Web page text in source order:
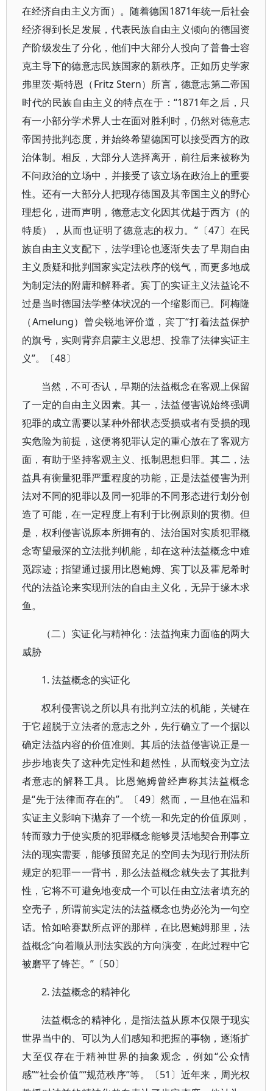
在经济自由主义方面）。随着德国1871年统一后社会
经济得到长足发展，代表民族自由主义倾向的德国资
产阶级发生了分化，他们中大部分人投向了普鲁士容
克主导下的德意志民族国家的新秩序。正如历史学家
弗里茨·斯特恩（Fritz Stern）所言，德意志第二帝国
时代的民族自由主义的特点在于：“1871年之后，只
有一小部分学术界人士在面对胜利时，仍然对德意志
帝国持批判态度，并始终希望德国可以接受西方的政
治体制。相反，大部分人选择离开，前往后来被称为
不问政治的立场中，并接受了该立场在政治上的重要
性。还有一大部分人把现存德国及其帝国主义的野心
理想化，进而声明，德意志文化因其优越于西方（的
特质），从而也证明了德意志的权力。”〔47〕在民
族自由主义支配下，法学理论也逐渐失去了早期自由
主义质疑和批判国家实定法秩序的锐气，而更多地成
为制定法的附庸和解释者。宾丁的实证主义法益论不
过是当时德国法学整体状况的一个缩影而已。阿梅隆
（Amelung）曾尖锐地评价道，宾丁“打着法益保护
的旗号，实则背弃启蒙主义思想、投靠了法律实证主
义”。〔48〕
当然，不可否认，早期的法益概念在客观上保留
了一定的自由主义因素。其一，法益侵害说始终强调
犯罪的成立需要以某种外部状态受损或者有受损的现
实危险为前提，这便将犯罪认定的重心放在了客观方
面，有助于坚持客观主义、抵制思想归罪。其二，法
益具有衡量犯罪严重程度的功能，正是法益侵害为刑
法对不同的犯罪以及同一犯罪的不同形态进行划分创
造了可能，在一定程度上有利于比例原则的贯彻。但
是，权利侵害说原本所拥有的、法治国对实质犯罪概
念寄望最深的立法批判机能，却在这种法益概念中难
觅踪迹；指望通过援用比恩鲍姆、宾丁以及霍尼希时
代的法益论来实现刑法的自由主义化，无异于缘木求
鱼。
（二）实证化与精神化：法益拘束力面临的两大
威胁
1. 法益概念的实证化
权利侵害说之所以具有批判立法的机能，关键在
于它超脱于立法者的意志之外，先行确立了一个据以
确定法益内容的价值准则。其后的法益侵害说正是一
步步地丧失了这种先定性和超然性，从而蜕变为立法
者意志的解释工具。比恩鲍姆曾经声称其法益概念
是“先于法律而存在的”。〔49〕然而，一旦他在温和
实证主义影响下抛弃了一个统一和先定的价值原则，
转而致力于使实质的犯罪概念能够灵活地契合刑事立
法的现实需要，能够预留充足的空间去为现行刑法所
规定的犯罪一一背书，那么法益概念就失去了其批判
性，它将不可避免地变成一个可以任由立法者填充的
空壳子，所谓前实定法的法益概念也势必沦为一句空
话。恰如哈赛默所点评的那样，在比恩鲍姆那里，法
益概念“向着顺从刑法实践的方向演变，在此过程中它
被磨平了锋芒。”〔50〕
2. 法益概念的精神化
法益概念的精神化，是指法益从原本仅限于现实
世界当中的、可以为人们感知和把握的事物，逐渐扩
大至仅存在于精神世界的抽象观念，例如“公众情
感”“社会价值”“规范秩序”等。〔51〕近年来，周光权